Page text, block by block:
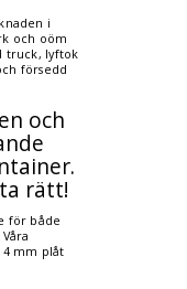
i
och oöm
truck, lyftok
försedd
och
rätt!
för både
mm plåt